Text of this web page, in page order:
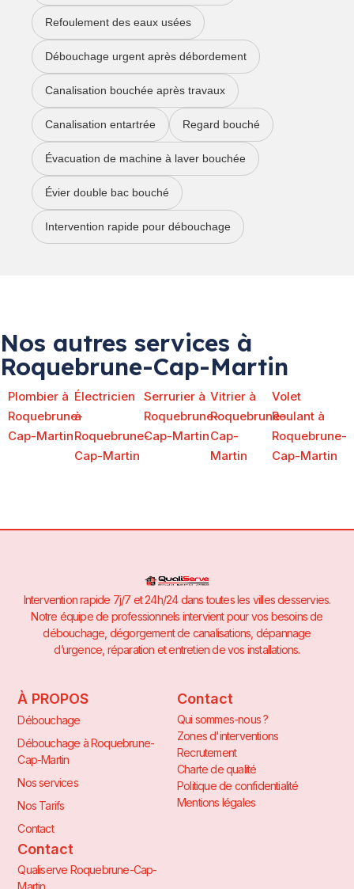
Refoulement des eaux usées
Débouchage urgent après débordement
Canalisation bouchée après travaux
Canalisation entartrée Regard bouché
Évacuation de machine à laver bouchée
Évier double bac bouché
Intervention rapide pour débouchage
Nos autres services à
Roquebrune-Cap-Martin
Plombier à
Roquebrune-
Cap-Martin
Électricien
à
Roquebrune-
Cap-Martin
Serrurier à
Roquebrune-
Cap-Martin
Vitrier à
Roquebrune-
Cap-
Martin
Volet
Roulant à
Roquebrune-
Cap-Martin
Intervention rapide 7j/7 et 24h/24 dans toutes les villes desservies.
Notre équipe de professionnels intervient pour vos besoins de
débouchage, dégorgement de canalisations, dépannage
d’urgence, réparation et entretien de vos installations.
À PROPOS
Débouchage
Débouchage à Roquebrune-
Cap-Martin
Nos services
Nos Tarifs
Contact
Contact
Qui sommes-nous ?
Zones d'interventions
Recrutement
Charte de qualité
Politique de confidentialité
Mentions légales
Contact
Qualiserve Roquebrune-Cap-
Martin